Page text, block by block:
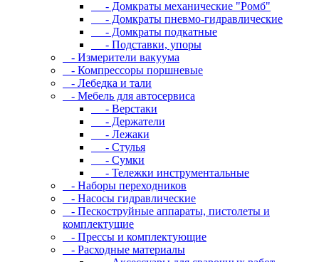
- Домкраты механические "Ромб"
- Домкраты пневмо-гидравлические
- Домкраты подкатные
- Подставки, упоры
- Измерители вакуума
- Компрессоры поршневые
- Лебедка и тали
- Мебель для автосервиса
- Верстаки
- Держатели
- Лежаки
- Стулья
- Сумки
- Тележки инструментальные
- Наборы переходников
- Насосы гидравлические
- Пескоструйные аппараты, пистолеты и
комплектущие
- Прессы и комплектующие
- Расходные материалы